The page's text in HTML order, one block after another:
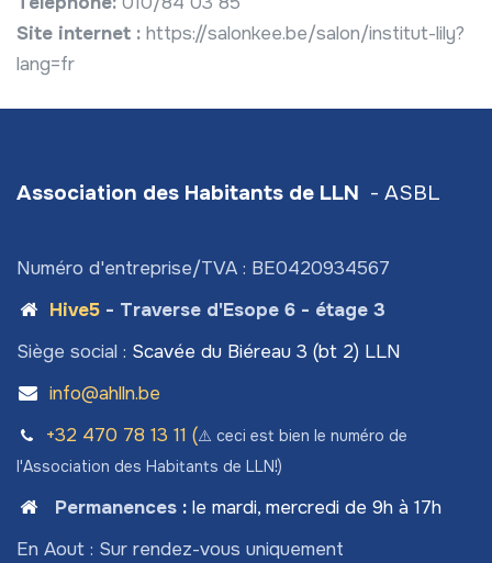
Site internet : https://salonkee.be/salon/institut-lily?
lang=fr
Association des Habitants de LLN - ASBL
Numéro d'entreprise/TVA : BE0420934567
Hive5- Traverse d'Esope 6 - étage 3
Siège social : Scavée du Biéreau 3 (bt 2) LLN
info@ahlln.be
+32 470 78​ 13 11 (⚠️ ceci est bien le numéro de
l'Association des Habitants de LLN!)
Permanences: le mardi, mercredi de 9h à 17h
En Aout : Sur rendez-vous uniquement